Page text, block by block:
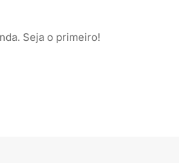
Seja o primeiro!